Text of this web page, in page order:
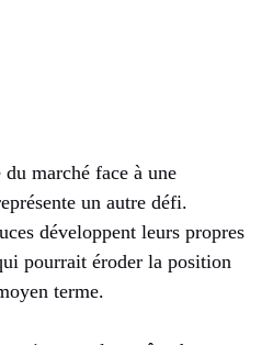
marché face à une
un autre défi.
développent leurs propres
pourrait éroder la position
terme.